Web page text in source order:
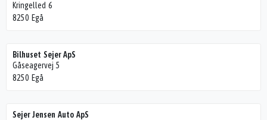
Kringelled 6
8250 Egå
Bilhuset Sejer ApS
Gåseagervej 5
8250 Egå
Sejer Jensen Auto ApS